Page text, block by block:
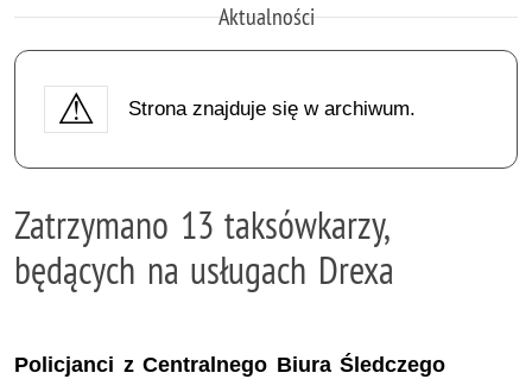
Aktualności
Strona znajduje się w archiwum.
Zatrzymano 13 taksówkarzy,
będących na usługach Drexa
Policjanci z Centralnego Biura Śledczego